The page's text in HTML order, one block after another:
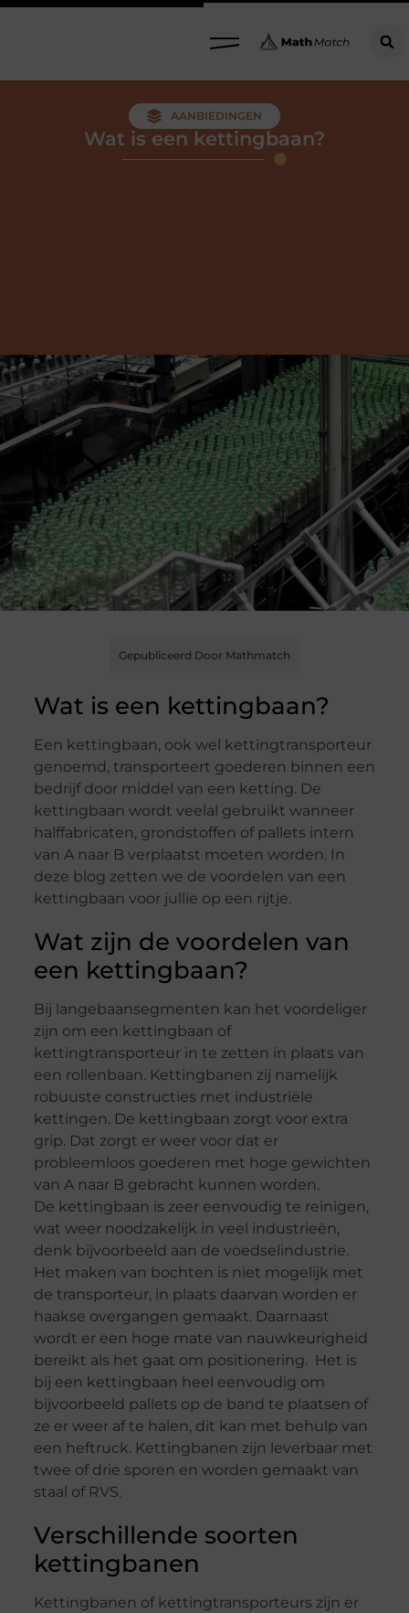
AANBIEDINGEN
Wat is een kettingbaan?
Gepubliceerd Door Mathmatch
Wat is een kettingbaan?
Een kettingbaan, ook wel kettingtransporteur
genoemd, transporteert goederen binnen een
bedrijf door middel van een ketting. De
kettingbaan wordt veelal gebruikt wanneer
halffabricaten, grondstoffen of pallets intern
van A naar B verplaatst moeten worden. In
deze blog zetten we de voordelen van een
kettingbaan voor jullie op een rijtje.
Wat zijn de voordelen van
een kettingbaan?
Bij langebaansegmenten kan het voordeliger
zijn om een kettingbaan of
kettingtransporteur in te zetten in plaats van
een rollenbaan. Kettingbanen zij namelijk
robuuste constructies met industriële
kettingen. De kettingbaan zorgt voor extra
grip. Dat zorgt er weer voor dat er
probleemloos goederen met hoge gewichten
van A naar B gebracht kunnen worden.
De kettingbaan is zeer eenvoudig te reinigen,
wat weer noodzakelijk in veel industrieën,
denk bijvoorbeeld aan de voedselindustrie.
Het maken van bochten is niet mogelijk met
de transporteur, in plaats daarvan worden er
haakse overgangen gemaakt. Daarnaast
wordt er een hoge mate van nauwkeurigheid
bereikt als het gaat om positionering. Het is
bij een kettingbaan heel eenvoudig om
bijvoorbeeld pallets op de band te plaatsen of
ze er weer af te halen, dit kan met behulp van
een heftruck. Kettingbanen zijn leverbaar met
twee of drie sporen en worden gemaakt van
staal of RVS.
Verschillende soorten
kettingbanen
Kettingbanen of kettingtransporteurs zijn er